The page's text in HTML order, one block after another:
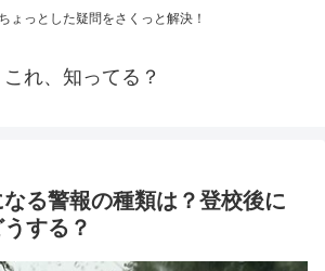
ょっとした疑問をさくっと解決！
これ、知ってる？
る警報の種類は？登校後に
する？